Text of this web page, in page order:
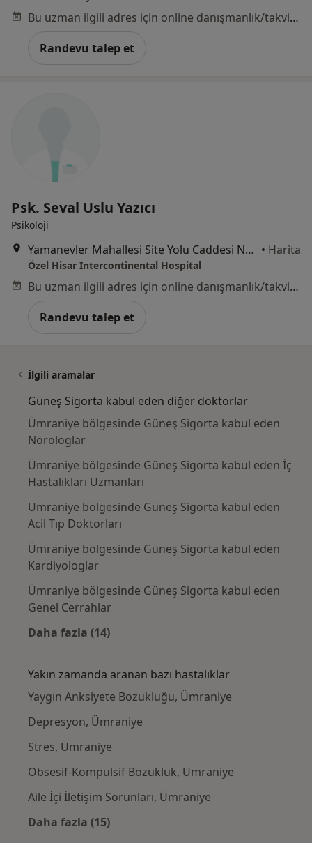
Bu uzman ilgili adres için online danışmanlık/takvim sunmuyor.
Randevu talep et
Psk. Seval Uslu Yazıcı
Psikoloji
Yamanevler Mahallesi Site Yolu Caddesi No:7, Ümraniye • Harita
Özel Hisar Intercontinental Hospital
Bu uzman ilgili adres için online danışmanlık/takvim sunmuyor.
Randevu talep et
İlgili aramalar
Güneş Sigorta kabul eden diğer doktorlar
Ümraniye bölgesinde Güneş Sigorta kabul eden
Nörologlar
Ümraniye bölgesinde Güneş Sigorta kabul eden İç
Hastalıkları Uzmanları
Ümraniye bölgesinde Güneş Sigorta kabul eden
Acil Tıp Doktorları
Ümraniye bölgesinde Güneş Sigorta kabul eden
Kardiyologlar
Ümraniye bölgesinde Güneş Sigorta kabul eden
Genel Cerrahlar
Daha fazla (14)
Yakın zamanda aranan bazı hastalıklar
Yaygın Anksiyete Bozukluğu, Ümraniye
Depresyon, Ümraniye
Stres, Ümraniye
Obsesif-Kompulsif Bozukluk, Ümraniye
Aile İçi İletişim Sorunları, Ümraniye
Daha fazla (15)